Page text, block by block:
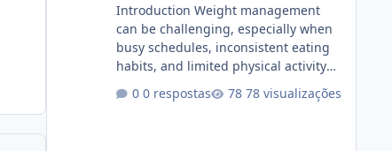
Introduction Weight management
can be challenging, especially when
busy schedules, inconsistent eating
habits, and limited physical activity
routine. As a result, many people look
0 respostas 78 visualizações